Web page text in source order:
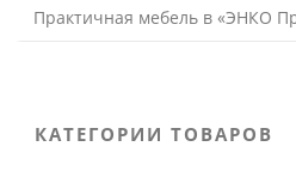
Практичная мебель в «ЭНКО
КАТЕГОРИИ ТОВАРОВ